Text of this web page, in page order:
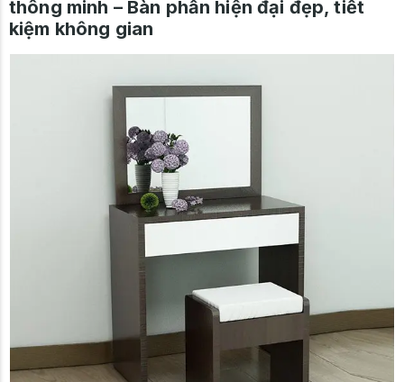
thông minh – Bàn phấn hiện đại đẹp, tiết
kiệm không gian